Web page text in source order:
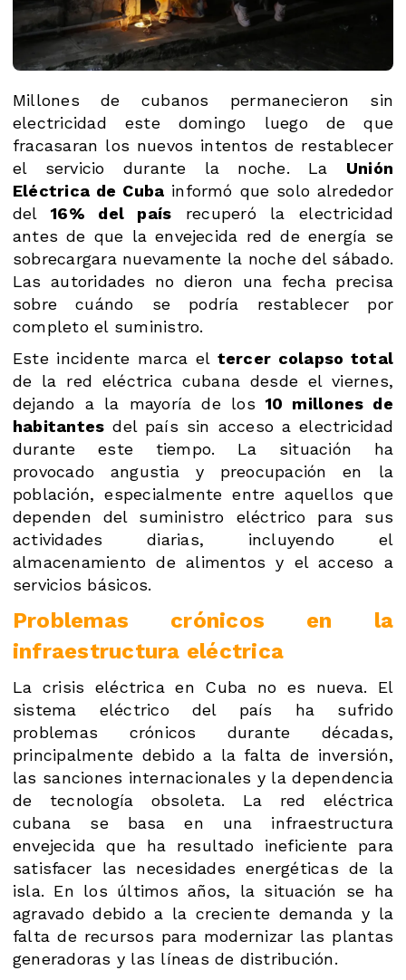
Millones de cubanos permanecieron sin
electricidad este domingo luego de que
fracasaran los nuevos intentos de restablecer
el servicio durante la noche. La Unión
Eléctrica de Cuba informó que solo alrededor
del16% del país recuperó la electricidad
antes de que la envejecida red de energía se
sobrecargara nuevamente la noche del sábado.
Las autoridades no dieron una fecha precisa
sobre cuándo se podría restablecer por
completo el suministro.
Este incidente marca el tercer colapso total
de la red eléctrica cubana desde el viernes,
dejando a la mayoría de los 10 millones de
habitantes del país sin acceso a electricidad
durante este tiempo. La situación ha
provocado angustia y preocupación en la
población, especialmente entre aquellos que
dependen del suministro eléctrico para sus
actividades diarias, incluyendo el
almacenamiento de alimentos y el acceso a
servicios básicos.
Problemas crónicos en la
infraestructura eléctrica
La crisis eléctrica en Cuba no es nueva. El
sistema eléctrico del país ha sufrido
problemas crónicos durante décadas,
principalmente debido a la falta de inversión,
las sanciones internacionales y la dependencia
de tecnología obsoleta. La red eléctrica
cubana se basa en una infraestructura
envejecida que ha resultado ineficiente para
satisfacer las necesidades energéticas de la
isla. En los últimos años, la situación se ha
agravado debido a la creciente demanda y la
falta de recursos para modernizar las plantas
generadoras y las líneas de distribución.